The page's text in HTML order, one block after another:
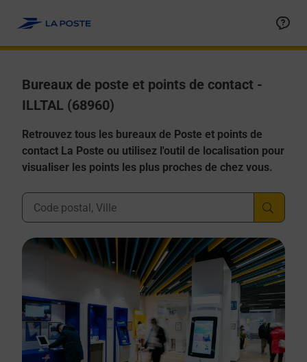
Bureaux de poste et points de contact -
ILLTAL (68960)
Retrouvez tous les bureaux de Poste et points de
contact La Poste ou utilisez l'outil de localisation pour
visualiser les points les plus proches de chez vous.
Ville, Département, Code Postal